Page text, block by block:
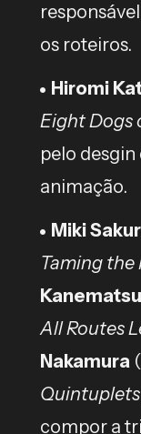
os roteiros.
Hiromi
Eight Dogs
pelo
animação.
Miki
Taming the
Kanematsu
All Routes
Nakamura (
Quintuplets
compor a